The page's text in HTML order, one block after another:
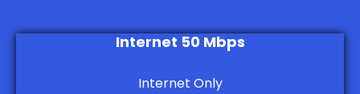
Internet 50 Mbps
Internet Only